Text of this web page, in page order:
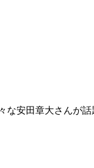
な安田章大さんが